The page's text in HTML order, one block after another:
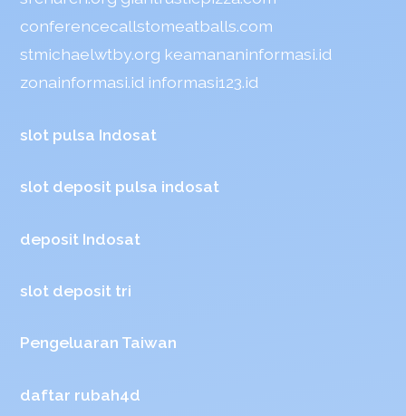
conferencecallstomeatballs.com
stmichaelwtby.org keamananinformasi.id
zonainformasi.id informasi123.id
slot pulsa Indosat
slot deposit pulsa indosat
deposit Indosat
slot deposit tri
Pengeluaran Taiwan
daftar rubah4d